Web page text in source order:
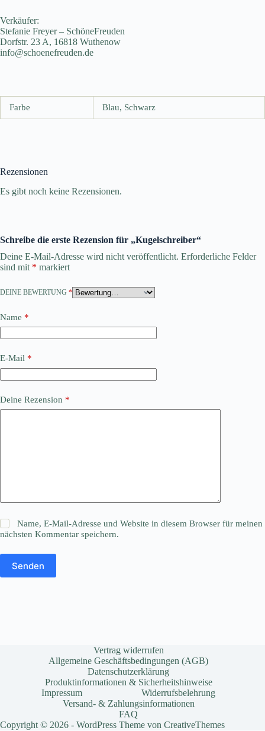
Verkäufer:
Stefanie Freyer – SchöneFreuden
Dorfstr. 23 A, 16818 Wuthenow
info@schoenefreuden.de
Farbe Blau, Schwarz
Rezensionen
Es gibt noch keine Rezensionen.
Schreibe die erste Rezension für „Kugelschreiber“
Deine E-Mail-Adresse wird nicht veröffentlicht. Erforderliche Felder
sind mit * markiert
DEINE BEWERTUNG *
Name *
E-Mail *
Deine Rezension *
Name, E-Mail-Adresse und Website in diesem Browser für meinen
nächsten Kommentar speichern.
Senden
Vertrag widerrufen
Allgemeine Geschäftsbedingungen (AGB)
Datenschutzerklärung
Produktinformationen & Sicherheitshinweise
Impressum
Widerrufsbelehrung
Versand- & Zahlungsinformationen
FAQ
Copyright © 2026 - WordPress Theme von CreativeThemes